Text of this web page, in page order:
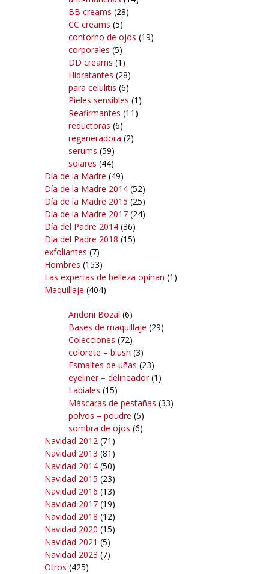
BB creams (28)
CC creams (5)
contorno de ojos (19)
corporales (5)
DD creams (1)
Hidratantes (28)
para celulitis (6)
Pieles sensibles (1)
Reafirmantes (11)
reductoras (6)
regeneradora (2)
serums (59)
solares (44)
Día de la Madre (49)
Día de la Madre 2014 (52)
Día de la Madre 2015 (25)
Día de la Madre 2017 (24)
Día del Padre 2014 (36)
Día del Padre 2018 (15)
exfoliantes (7)
Hombres (153)
Las expertas de belleza opinan (1)
Maquillaje (404)
Andoni Bozal (6)
Bases de maquillaje (29)
Colecciones (72)
colorete – blush (3)
Esmaltes de uñas (23)
eyeliner – delineador(1)
Labiales (15)
Máscaras de pestañas (33)
polvos – poudre (5)
sombra de ojos (6)
Navidad 2012 (71)
Navidad 2013 (81)
Navidad 2014 (50)
Navidad 2015 (23)
Navidad 2016 (13)
Navidad 2017 (19)
Navidad 2018 (12)
Navidad 2020 (15)
Navidad 2021 (5)
Navidad 2023 (7)
Otros (425)